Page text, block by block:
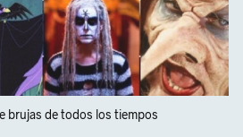
brujas de todos los tiempos